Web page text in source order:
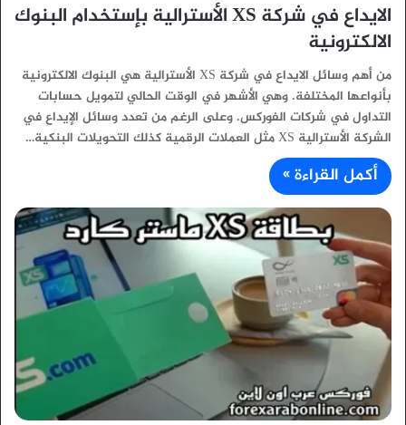
الايداع في شركة XS الأسترالية بإستخدام البنوك
الالكترونية
من أهم وسائل الايداع في شركة XS الأسترالية هي البنوك الالكترونية
بأنواعها المختلفة. وهي الأشهر في الوقت الحالي لتمويل حسابات
التداول في شركات الفوركس. وعلى الرغم من تعدد وسائل الإيداع في
الشركة الأسترالية XS مثل العملات الرقمية كذلك التحويلات البنكية…
أكمل القراءة »